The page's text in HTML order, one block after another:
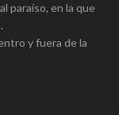
paraíso, en la que
y fuera de la